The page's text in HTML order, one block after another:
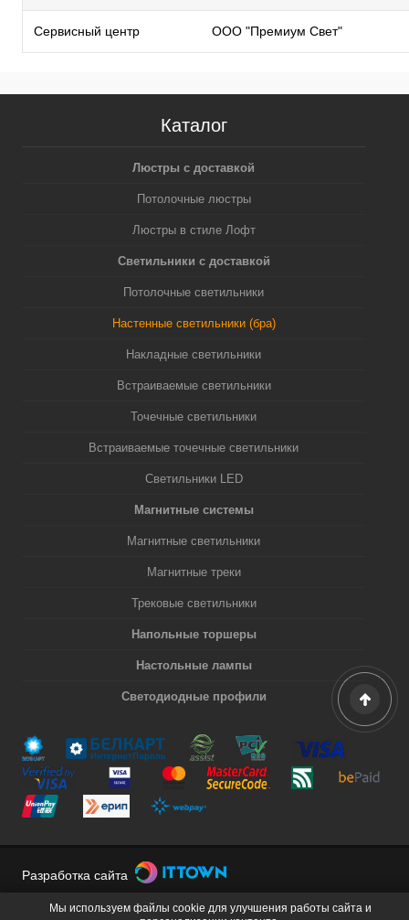
Сервисный центр ООО "Премиум Свет"
Каталог
Люстры с доставкой
Потолочные люстры
Люстры в стиле Лофт
Светильники с доставкой
Потолочные светильники
Настенные светильники (бра)
Накладные светильники
Встраиваемые светильники
Точечные светильники
Встраиваемые точечные светильники
Светильники LED
Магнитные системы
Магнитные светильники
Магнитные треки
Трековые светильники
Напольные торшеры
Настольные лампы
Светодиодные профили
Разработка сайта
Мы используем файлы cookie для улучшения работы сайта и